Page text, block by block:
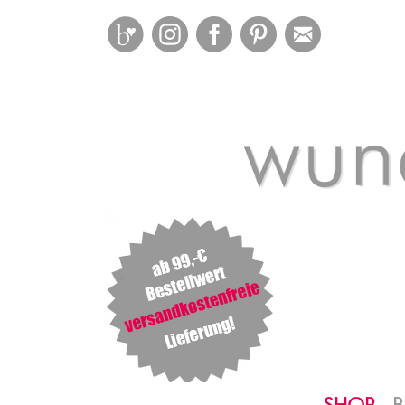
BloglovinInstagramFacebookPinterest